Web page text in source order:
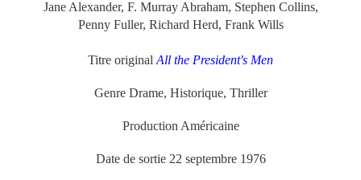
Jane Alexander, F. Murray Abraham, Stephen Collins,
Penny Fuller, Richard Herd, Frank Wills
Titre original All the President's Men
Genre Drame, Historique, Thriller
Production Américaine
Date de sortie 22 septembre 1976